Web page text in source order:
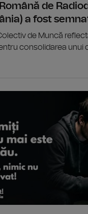
de
a fost
de Muncă
consolidarea unui